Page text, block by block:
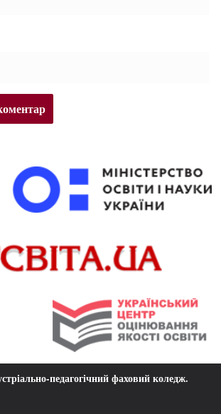
педагогічний фаховий коледж.